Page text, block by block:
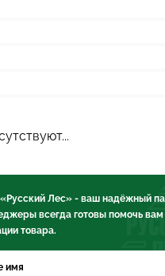
Лес» - ваш надёжный
всегда готовы помочь
товара.